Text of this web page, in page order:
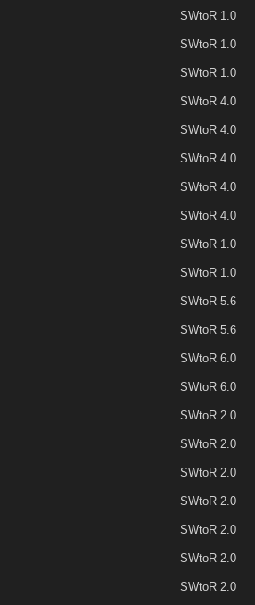
SWtoR 1.0
SWtoR 1.0
SWtoR 1.0
SWtoR 4.0
SWtoR 4.0
SWtoR 4.0
SWtoR 4.0
SWtoR 4.0
SWtoR 1.0
SWtoR 1.0
SWtoR 5.6
SWtoR 5.6
SWtoR 6.0
SWtoR 6.0
SWtoR 2.0
SWtoR 2.0
SWtoR 2.0
SWtoR 2.0
SWtoR 2.0
SWtoR 2.0
SWtoR 2.0